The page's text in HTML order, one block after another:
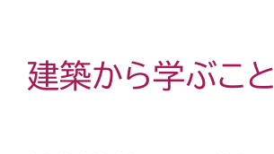
建築から学ぶこと